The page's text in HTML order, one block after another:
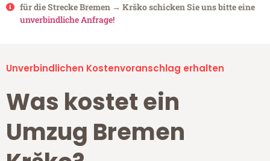
für die Strecke Bremen → Krško schicken Sie uns bitte eine
unverbindliche Anfrage!
Unverbindlichen Kostenvoranschlag erhalten
Was kostet ein
Umzug Bremen